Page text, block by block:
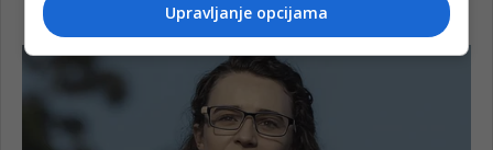
Upravljanje opcijama